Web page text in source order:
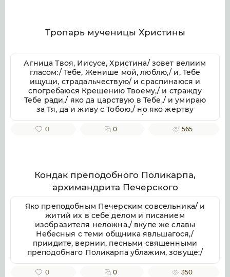
Тропарь мученицы Христины
Агница Твоя, Иисусе, Христина/ зовет велиим
гласом:/ Тебе, Женише мой, люблю,/ и, Тебе
ищущи, страдальчествую/ и сраспинаюся и
спогребаюся Крещению Твоему,/ и стражду
Тебе ради,/ яко да царствую в Тебе,/ и умираю
за Тя, да и живу с Тобою,/ но яко жертву
непорочную приими мя,/ с любовию
пожершуюся Тебе.// Тоя молитвами, яко
0 0 565
Кондак преподобного Поликарпа,
архимандрита Печерского
Яко преподобным Печерским совсельника/ и
житий их в себе делом и писанием
изобразителя неложна,/ вкупе же славы
Небесныя с теми общника явльшагося,/
приидите, вернии, песньми священными
преподобнаго Поликарпа ублажим, зовуще:/
радуйся, архимандритов Печерских похвало.
0 0 350